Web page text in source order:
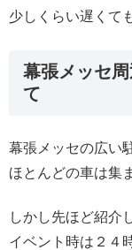
少しくらい遅くて
幕張メッセ
て
幕張メッセの広い
ほとんどの車は集
しかし先ほど紹介
イベント時は２４